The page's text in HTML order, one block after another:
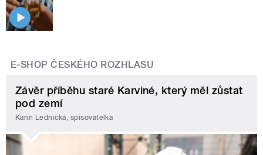
E-SHOP ČESKÉHO ROZHLASU
Závěr příběhu staré Karviné, který měl zůstat
pod zemí
Karin Lednická, spisovatelka